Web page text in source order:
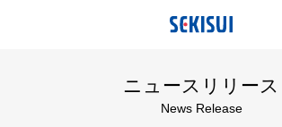
ニュースリリース
News Release